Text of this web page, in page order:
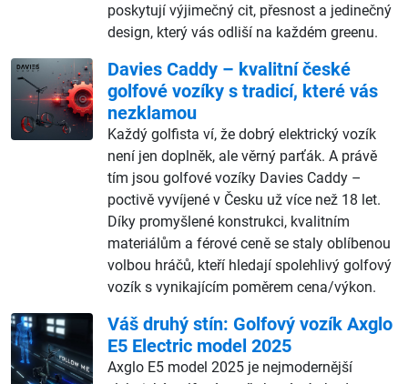
poskytují výjimečný cit, přesnost a jedinečný
design, který vás odliší na každém greenu.
Davies Caddy – kvalitní české
golfové vozíky s tradicí, které vás
nezklamou
Každý golfista ví, že dobrý elektrický vozík
není jen doplněk, ale věrný parťák. A právě
tím jsou golfové vozíky Davies Caddy –
poctivě vyvíjené v Česku už více než 18 let.
Díky promyšlené konstrukci, kvalitním
materiálům a férové ceně se staly oblíbenou
volbou hráčů, kteří hledají spolehlivý golfový
vozík s vynikajícím poměrem cena/výkon.
Váš druhý stín: Golfový vozík Axglo
E5 Electric model 2025
Axglo E5 model 2025 je nejmodernější